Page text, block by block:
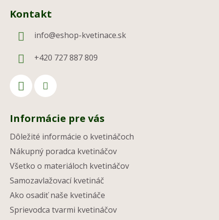
Kontakt
info@eshop-kvetinace.sk
+420 727 887 809
Informácie pre vás
Dôležité informácie o kvetináčoch
Nákupný poradca kvetináčov
Všetko o materiáloch kvetináčov
Samozavlažovací kvetináč
Ako osadiť naše kvetináče
Sprievodca tvarmi kvetináčov